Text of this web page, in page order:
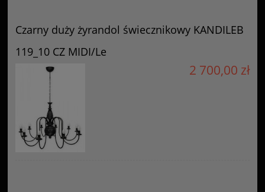
Czarny duży żyrandol świecznikowy KANDILEB
119_10 CZ MIDI/Le
2 700,00 zł